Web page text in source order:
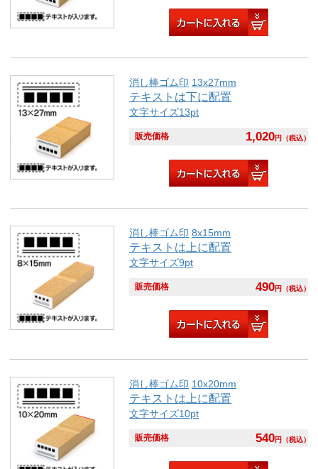
消し棒ゴム印 13x27mm
テキストは下に配置
文字サイズ13pt
販売価格 1,020円 （税込）
消し棒ゴム印 8x15mm
テキストは上に配置
文字サイズ9pt
販売価格 490円 （税込）
消し棒ゴム印 10x20mm
テキストは上に配置
文字サイズ10pt
販売価格 540円 （税込）